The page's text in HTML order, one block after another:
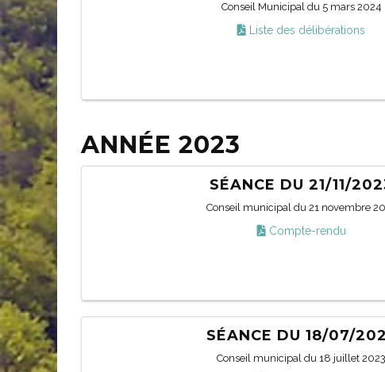
Conseil Municipal du 5 mars 2024
Liste des délibérations
ANNÉE 2023
SÉANCE DU 21/11/
Conseil municipal du 21 novembre
Compte-rendu
SÉANCE DU 18/07/
Conseil municipal du 18 juillet 2023